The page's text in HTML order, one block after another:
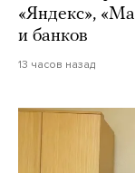
«Яндекс»,
и банков
13 часов назад